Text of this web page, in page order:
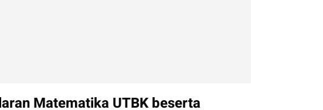
Matematika UTBK beserta